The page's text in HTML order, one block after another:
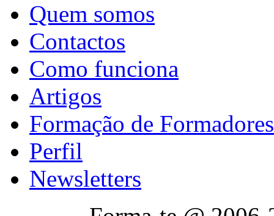
Quem somos
Contactos
Como funciona
Artigos
Formação de Formadores
Perfil
Newsletters